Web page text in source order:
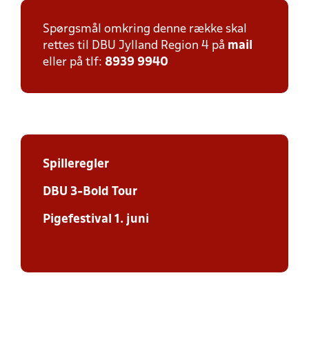
Spørgsmål omkring denne række skal
rettes til DBU Jylland Region 4 på mail
eller på tlf: 8939 9940
Spilleregler
DBU 3-Bold Tour
Pigefestival 1. juni